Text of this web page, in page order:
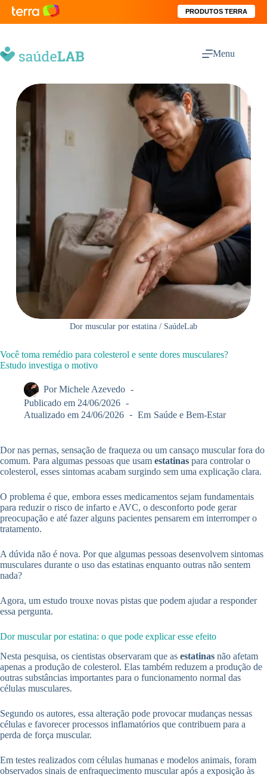
PRODUTOS TERRA
Menu
Dor muscular por estatina / SaúdeLab
Você toma remédio para colesterol e sente dores musculares?
Estudo investiga o motivo
Por Michele Azevedo
Publicado em 24/06/2026
Atualizado em 24/06/2026 Em Saúde e Bem-Estar
Dor nas pernas, sensação de fraqueza ou um cansaço muscular fora do
comum. Para algumas pessoas que usam estatinas para controlar o
colesterol, esses sintomas acabam surgindo sem uma explicação clara.
O problema é que, embora esses medicamentos sejam fundamentais
para reduzir o risco de infarto e AVC, o desconforto pode gerar
preocupação e até fazer alguns pacientes pensarem em interromper o
tratamento.
A dúvida não é nova. Por que algumas pessoas desenvolvem sintomas
musculares durante o uso das estatinas enquanto outras não sentem
nada?
Agora, um estudo trouxe novas pistas que podem ajudar a responder
essa pergunta.
Dor muscular por estatina: o que pode explicar esse efeito
Nesta pesquisa, os cientistas observaram que as estatinas não afetam
apenas a produção de colesterol. Elas também reduzem a produção de
outras substâncias importantes para o funcionamento normal das
células musculares.
Segundo os autores, essa alteração pode provocar mudanças nessas
células e favorecer processos inflamatórios que contribuem para a
perda de força muscular.
Em testes realizados com células humanas e modelos animais, foram
observados sinais de enfraquecimento muscular após a exposição às